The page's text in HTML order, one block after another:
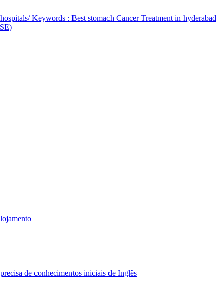
Keywords : Best stomach Cancer Treatment in hyderabad
de conhecimentos iniciais de Inglês